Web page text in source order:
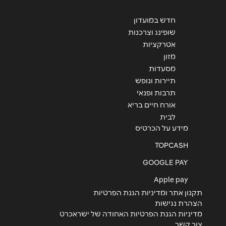
חדש במועדון
שופינג וצרכנות
אטרקציות
מזון
מסעדות
תיירות ונופש
תרבות ופנאי
אורח חיים בריא
לבית
מידע על הכרטיס
TOPCASH
GOOGLE PAY
Apple pay
תקנון אתר ומדיניות הגנת הפרטיות
הצהרת נגישות
מדיניות הגנת הפרטיות האחודה של ישראכרט